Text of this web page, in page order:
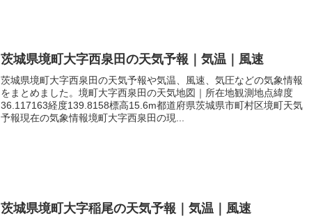
茨城県境町大字西泉田の天気予報｜気温｜風速
茨城県境町大字西泉田の天気予報や気温、風速、気圧などの気象情報
をまとめました。境町大字西泉田の天気地図｜所在地観測地点緯度
36.117163経度139.8158標高15.6m都道府県茨城県市町村区境町天気
予報現在の気象情報境町大字西泉田の現...
茨城県境町大字稲尾の天気予報｜気温｜風速